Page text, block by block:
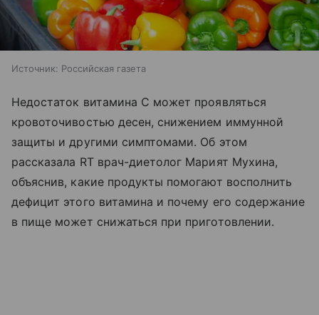
Источник: Российская газета
Недостаток витамина C может проявляться
кровоточивостью десен, снижением иммунной
защиты и другими симптомами. Об этом
рассказала RT врач-диетолог Марият Мухина,
объяснив, какие продукты помогают восполнить
дефицит этого витамина и почему его содержание
в пище может снижаться при приготовлении.